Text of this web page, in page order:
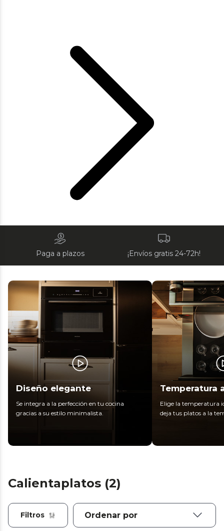
Paga a plazos ¡Envíos gratis 24-72h!
Diseño elegante
Se integra a la perfección en tu cocina
gracias a su estilo minimalista.
Temperatura
Elige la temperatura
deja tus platos a la
Calientaplatos (2)
Filtros